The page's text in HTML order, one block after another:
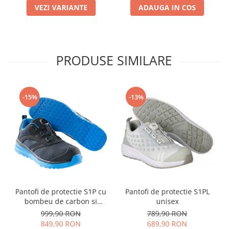
VEZI VARIANTE ADAUGA IN COS
PRODUSE SIMILARE
-15%
Pantofi de protectie S1P cu
bombeu de carbon si
inchidere BOAÂ® Fit
999,90 RON
849,90 RON
-13%
Pantofi de protectie S1PL
unisex
789,90 RON
689,90 RON